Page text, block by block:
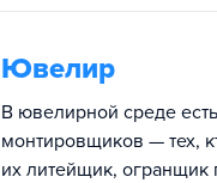
Ювелир
В ювелирной среде
монтировщиков — тех,
их литейщик,